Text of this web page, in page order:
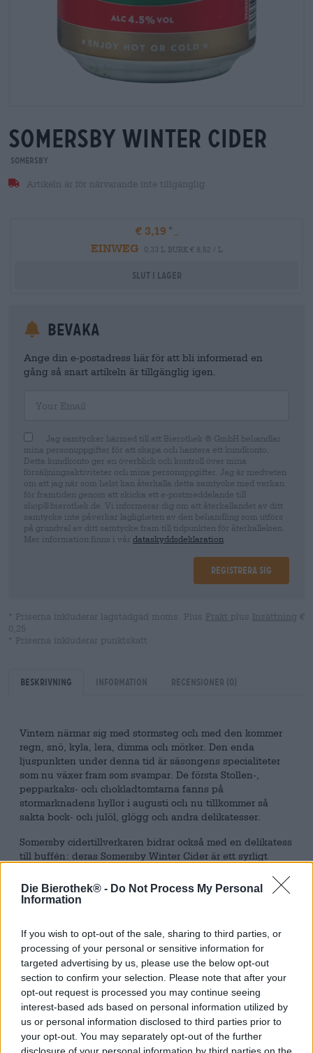
Die Bierothek® - Do Not Process My Personal
Information
If you wish to opt-out of the sale, sharing to third parties, or
processing of your personal or sensitive information for
targeted advertising by us, please use the below opt-out
section to confirm your selection. Please note that after your
opt-out request is processed you may continue seeing
interest-based ads based on personal information utilized by
us or personal information disclosed to third parties prior to
your opt-out. You may separately opt-out of the further
somersby winter cider
Somersby
Artikeln är för närvarande inte tillgänglig
€ 3,19
EINWEG
0,33 L BURK € 8,52 / L
Slut i lager
Bevaka
Ange din e-postadress här för att bli informerad en
gång så snart artikeln är tillgänglig igen.
Jag samtycker härmed till att Bierothek ® GmbH behandlar
mina personuppgifter för att skapa och hantera ett kundkonto.
Detta kundkonto ger en överblick och kontroll över mina
försäljningsaktiviteter och mina personuppgifter. Jag är medveten
om att jag när som helst kan återkalla detta samtycke med verkan
för framtiden genom att skicka ett e-postmeddelande till
shop@bierothek.de. Vi informerar dig om att återkallandet av ditt
samtycke inte påverkar lagligheten av den behandling som utförs
på grundval av ditt samtycke fram till tidpunkten för återkallelsen.
Mer information finns i vår dataskyddsdeklaration
Registrera sig
* Priserna inkluderar lagstadgad moms. Plus Frakt plus Insättning €
0,25
* Priserna inkluderar punktskatt
Beskrivning Information Recensioner (0)
Vintern närmar sig med stormsteg och med den kommer
regn, snö, kyla, lera, dimma och mörker. Den enda
ljuspunkten under denna tid är säsongens specialiteter
som nu växer fram som svampar. De första Stollen-,
pepparkaks- och chokladtomtarna fanns på
stormarknadens hyllor i augusti och nu tillkommer så
sakta bock- och julöl, glögg och andra delikatesser.
Somersby cidertillverkaren bidrar också med en delikatess
till buffén: deras Somersby Winter Cider är ett syrligt
kombinerar den mjuka sötman och den milda syran från
färskpressade äpplen med den varma kryddan av kanel.
kan du trolla fram ett underbart alternativ till glögg.
Cidern har bra 4,5% alkoholhalt i glaset och passar bra till
både söta och salta rätter.
Om vi känner för något rejält kombinerar vi vintercidern
med ostspaetzle: handskrapad spaetzle med fjällost, stekt
lök och lite gräslök harmonierar underbart med den
fräscha äppelsötman. Ugnsfärska kanelbullar med glasyr
och strösocker eller äppelfransar i ölsmet smakar också